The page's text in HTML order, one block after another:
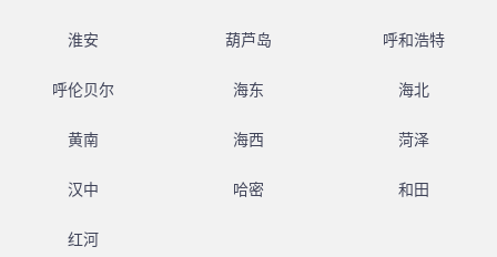
淮安 葫芦岛 呼和浩特
呼伦贝尔 海东 海北
黄南 海西 菏泽
汉中 哈密 和田
红河